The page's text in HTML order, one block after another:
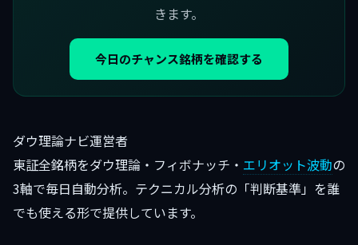
きます。
今日のチャンス銘柄を確認する
ダウ理論ナビ運営者
東証全銘柄をダウ理論・フィボナッチ・ エリオット波動の
3軸で毎日自動分析。テクニカル分析の「判断基準」を誰
でも使える形で提供しています。